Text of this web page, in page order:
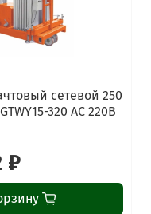
сетевой 250
320 AC 220В
₽